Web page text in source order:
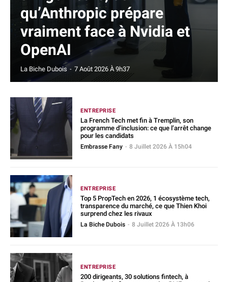
qu’Anthropic prépare
vraiment face à Nvidia et
OpenAI
La Biche Dubois - 7 Août 2026 À 9h37
ENTREPRISE
La French Tech met fin à Tremplin, son
programme d’inclusion: ce que l’arrêt change
pour les candidats
Embrasse Fany - 8 Juillet 2026 À 15h04
ENTREPRISE
Top 5 PropTech en 2026, 1 écosystème tech,
transparence du marché, ce que Thien Khoi
surprend chez les rivaux
La Biche Dubois - 8 Juillet 2026 À 13h06
ENTREPRISE
200 dirigeants, 30 solutions fintech, à